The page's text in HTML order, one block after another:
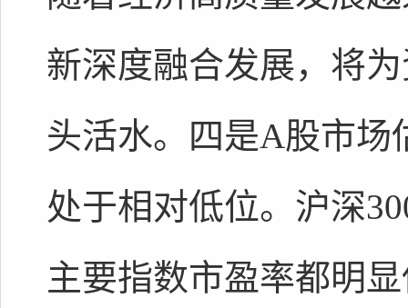
新深度融合发展，将
头活水。四是A股市场
处于相对低位。沪深
主要指数市盈率都明